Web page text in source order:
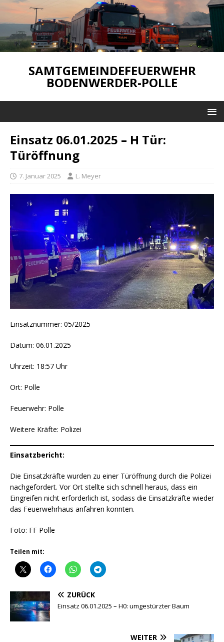
SAMTGEMEINDEFEUERWEHR
BODENWERDER-POLLE
Einsatz 06.01.2025 – H Tür:
Türöffnung
7. Januar 2025 L. Meyer
Einsatznummer: 05/2025
Datum: 06.01.2025
Uhrzeit: 18:57 Uhr
Ort: Polle
Feuerwehr: Polle
Weitere Kräfte: Polizei
Einsatzbericht:
Die Einsatzkräfte wurden zu einer Türöffnung durch die Polizei
nachgefordert. Vor Ort stellte sich schnell heraus, dass ein
Eingreifen nicht erforderlich ist, sodass die Einsatzkräfte wieder
das Feuerwehrhaus anfahren konnten.
Foto: FF Polle
Teilen mit:
ZURÜCK
Einsatz 06.01.2025 – H0: umgestürzter Baum
WEITER